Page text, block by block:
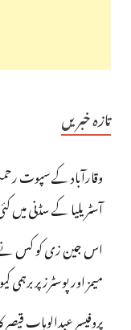
تازہ خبریں
وقارآباد کے سپوت
آسٹریلیا کے سڈنی میں
اس جین زی کو کس نے
میمز اور پوسٹرز پر برہمی
پروفیسر عبدالوہاب